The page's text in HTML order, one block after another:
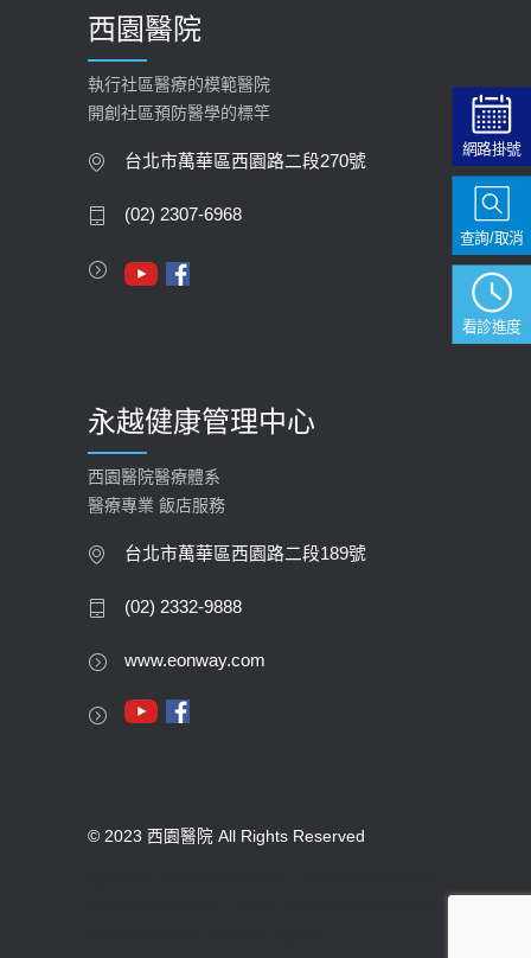
【快速肝癌篩檢MRI】新檢查服務
2026-02-06
大吃大喝、肥胖害到膽囊！膽結石、
膽息肉如何處理？
2023-09-27
西園醫院
執行社區醫療的模範醫院
開創社區預防醫學的標竿
台北市萬華區西園路二段270號
(02) 2307-6968
永越健康管理中心
西園醫院醫療體系
醫療專業 飯店服務
台北市萬華區西園路二段189號
(02) 2332-9888
www.eonway.com
© 2023 西園醫院 All Rights Reserved
網路掛號
看診進度
查詢/取消